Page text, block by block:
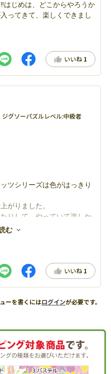
はじめは、どこからやろうか
ってきて、楽しくできまし
いいね 1
ジグソーパズルレベル:中級者
ツシリーズは色がはっきり
がりました。
りして、やっていて楽しか
む
いいね 1
ーを書くにはログインが必要です。